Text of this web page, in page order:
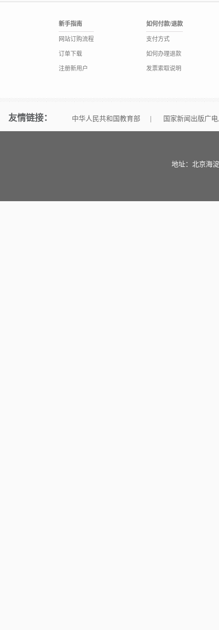
新手指南
网站订购流程
订单下载
注册新用户
如何付款/退款
支付方式
如何办理退款
发票索取说明
友情链接： 中华人民共和国教育部 国家新闻出版广
地址：北京海